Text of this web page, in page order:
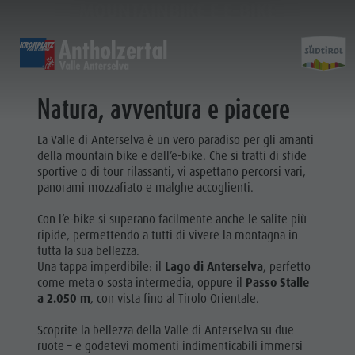
SCOPRIRE PIANIFICARE &
ARRAMPICARE
PESCARE
JOGGING
TENNIS
Escursioni
&
Alpinismo
Skiroll
Nordic
Malghe & rifugi
Gastronomia
Passo Stalle
Plan de Corones
FAMIGLIA & BAMBINI ESPERIENZE DA VIVERE
Famiglia e Bambini
Parco ricreativo Rasun di Sotto & Minigolf
Bosco con giochi d'acqua
Arrampicare
Pescare
Jogging
Tennis
Escursioni & Alpinismo
Bici
Skiroll
Nordic Walking
Ricerca alloggi
Guest Pass Plan de Corones
Guestnet
Mobilità locale
Vivere la sostenibilità
Webcams
Meteo
Imposta di sogggiorno
Eventi
Lago di Anterselva
Cascate
Bosco con giochi d'acqua
Biotopo
Sentiero del Tränkabachl
Passo Stalle & Lago Obersee
Escursioni avventura d'acqua
Alto Adige Refill
Natura, avventura e piacere
La Valle di Anterselva è un vero paradiso per gli amanti
della mountain bike e dell’e-bike. Che si tratti di sfide
sportive o di tour rilassanti, vi aspettano percorsi vari,
panorami mozzafiato e malghe accoglienti.
Con l’e-bike si superano facilmente anche le salite più
ripide, permettendo a tutti di vivere la montagna in
tutta la sua bellezza.
Una tappa imperdibile: il Lago di Anterselva, perfetto
come meta o sosta intermedia, oppure il Passo Stalle
a 2.050 m, con vista fino al Tirolo Orientale.
Scoprite la bellezza della Valle di Anterselva su due
ruote – e godetevi momenti indimenticabili immersi